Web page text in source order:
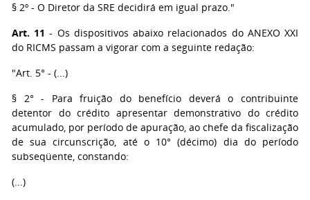
§ 2º - O Diretor da SRE decidirá em igual prazo."
Art. 11 - Os dispositivos abaixo relacionados do ANEXO XXI
do RICMS passam a vigorar com a seguinte redação:
"Art. 5° - (...)
§ 2° - Para fruição do benefício deverá o contribuinte
detentor do crédito apresentar demonstrativo do crédito
acumulado, por período de apuração, ao chefe da fiscalização
de sua circunscrição, até o 10° (décimo) dia do período
subseqüente, constando:
(...)